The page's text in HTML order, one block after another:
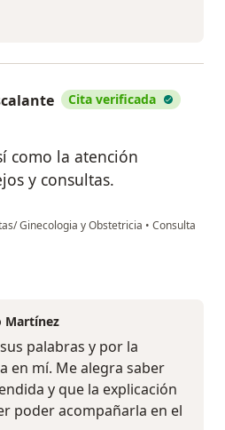
Cita verificada
como la atención
y consultas.
Ginecologia y Obstetricia • Consulta
Fajardo Escalante
Martínez
palabras y por la
en mí. Me alegra saber
y que la explicación
poder acompañarla en el